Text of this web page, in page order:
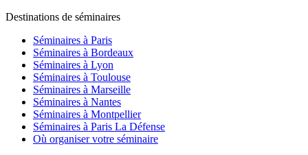
Destinations de séminaires
Séminaires à Paris
Séminaires à Bordeaux
Séminaires à Lyon
Séminaires à Toulouse
Séminaires à Marseille
Séminaires à Nantes
Séminaires à Montpellier
Séminaires à Paris La Défense
Où organiser votre séminaire